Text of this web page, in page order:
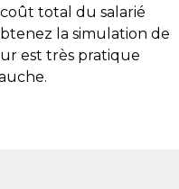
total du salarié
la simulation de
est très pratique